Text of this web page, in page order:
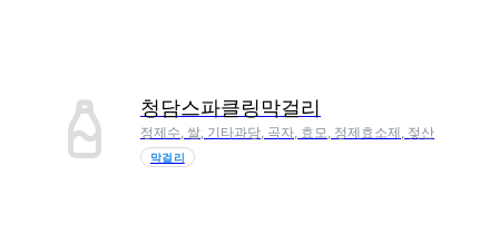
청담스파클링막걸리
정제수, 쌀, 기타과당, 곡자, 효모, 정제효소제, 젖산
막걸리